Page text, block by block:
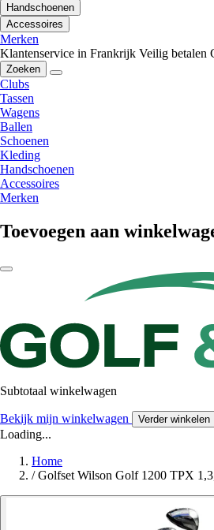
Handschoenen
Accessoires
Merken
Klantenservice in Frankrijk Veilig betalen
Zoeken
Clubs
Tassen
Wagens
Ballen
Schoenen
Kleding
Handschoenen
Accessoires
Merken
Toevoegen aan
Subtotaal winkelwagen
Bekijk mijn winkelwagen Verder winkelen
Loading...
Home
/ Golfset Wilson Golf 1200 TPX